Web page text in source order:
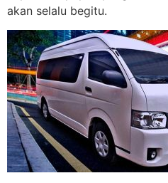
akan selalu begitu.